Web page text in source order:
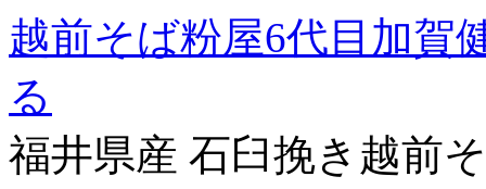
越前そば粉屋6代目加賀
る
福井県産 石臼挽き越前